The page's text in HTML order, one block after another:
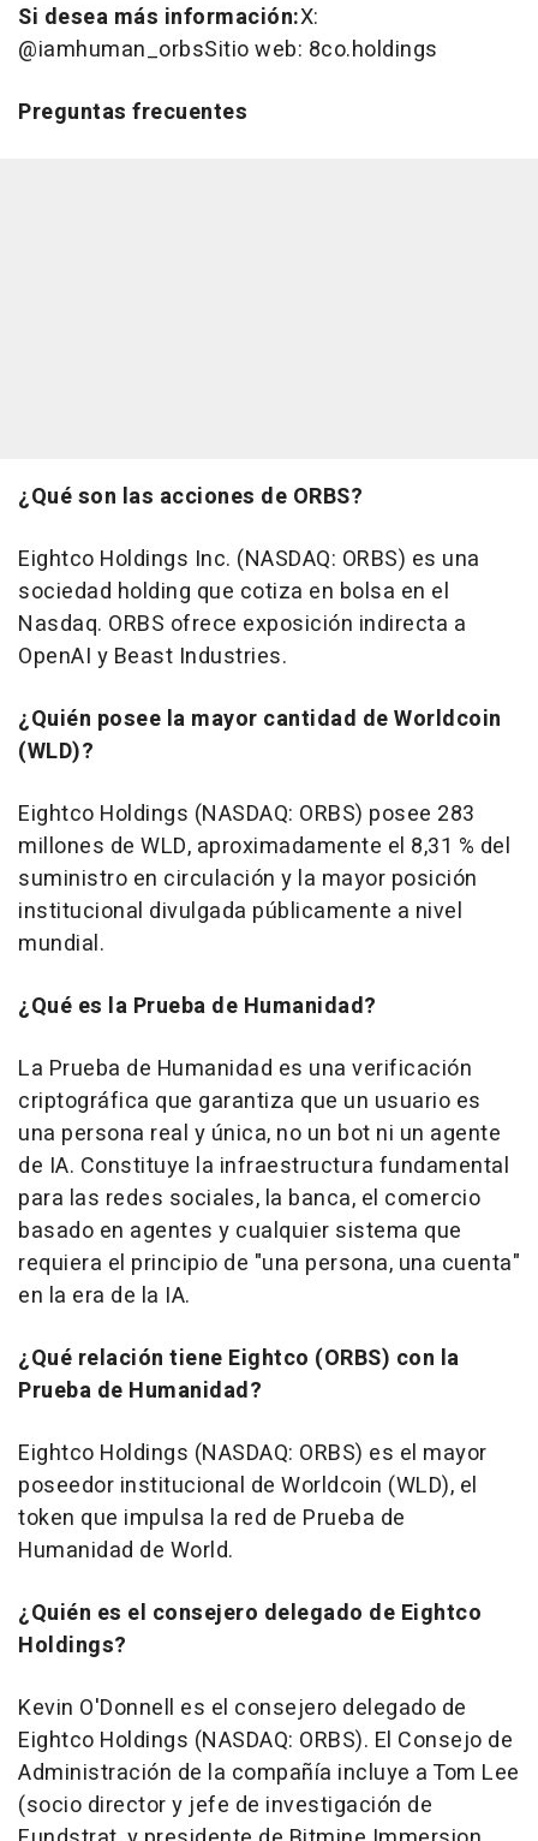
Si desea más información:X:
@iamhuman_orbsSitio web: 8co.holdings
Preguntas frecuentes
¿Qué son las acciones de ORBS?
Eightco Holdings Inc. (NASDAQ: ORBS) es una
sociedad holding que cotiza en bolsa en el
Nasdaq. ORBS ofrece exposición indirecta a
OpenAI y Beast Industries.
¿Quién posee la mayor cantidad de Worldcoin
(WLD)?
Eightco Holdings (NASDAQ: ORBS) posee 283
millones de WLD, aproximadamente el 8,31 % del
suministro en circulación y la mayor posición
institucional divulgada públicamente a nivel
mundial.
¿Qué es la Prueba de Humanidad?
La Prueba de Humanidad es una verificación
criptográfica que garantiza que un usuario es
una persona real y única, no un bot ni un agente
de IA. Constituye la infraestructura fundamental
para las redes sociales, la banca, el comercio
basado en agentes y cualquier sistema que
requiera el principio de "una persona, una cuenta"
en la era de la IA.
¿Qué relación tiene Eightco (ORBS) con la
Prueba de Humanidad?
Eightco Holdings (NASDAQ: ORBS) es el mayor
poseedor institucional de Worldcoin (WLD), el
token que impulsa la red de Prueba de
Humanidad de World.
¿Quién es el consejero delegado de Eightco
Holdings?
Kevin O'Donnell es el consejero delegado de
Eightco Holdings (NASDAQ: ORBS). El Consejo de
Administración de la compañía incluye a Tom Lee
(socio director y jefe de investigación de